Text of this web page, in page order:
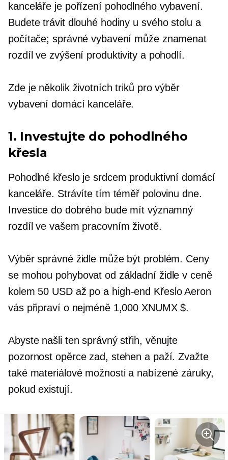
kanceláře je pořízení pohodlného vybavení.
Budete trávit dlouhé hodiny u svého stolu a
počítače; správné vybavení může znamenat
rozdíl ve zvýšení produktivity a pohodlí.
Zde je několik životních triků pro výběr
vybavení domácí kanceláře.
1. Investujte do pohodlného
křesla
Pohodlné křeslo je srdcem produktivní domácí
kanceláře. Strávíte tím téměř polovinu dne.
Investice do dobrého bude mít významný
rozdíl ve vašem pracovním životě.
Výběr správné židle může být problém. Ceny
se mohou pohybovat od základní židle v ceně
kolem 50 USD až po a high-end Křeslo Aeron
vás připraví o nejméně 1,000 XNUMX $.
Abyste našli ten správný střih, věnujte
pozornost opěrce zad, stehen a paží. Zvažte
také materiálové možnosti a nabízené záruky,
pokud existují.